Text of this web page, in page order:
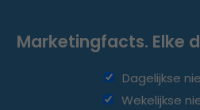
Marketingfacts. Elke
Dagelijkse
Wekelijkse